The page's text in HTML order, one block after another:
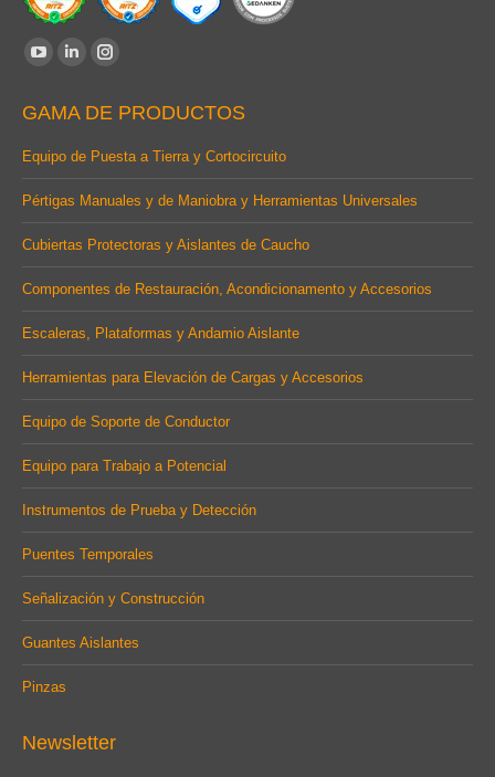
Find us on:
opens
in
window
Linkedin
opens
in
window
Instagram
opens
in
window
GAMA DE PRODUCTOS
Equipo de Puesta a Tierra y Cortocircuito
Pértigas Manuales y de Maniobra y Herramientas Universales
Cubiertas Protectoras y Aislantes de Caucho
Componentes de Restauración, Acondicionamento y Accesorios
Escaleras, Plataformas y Andamio Aislante
Herramientas para Elevación de Cargas y Accesorios
Equipo de Soporte de Conductor
Equipo para Trabajo a Potencial
Instrumentos de Prueba y Detección
Puentes Temporales
Señalización y Construcción
Guantes Aislantes
Pinzas
Newsletter